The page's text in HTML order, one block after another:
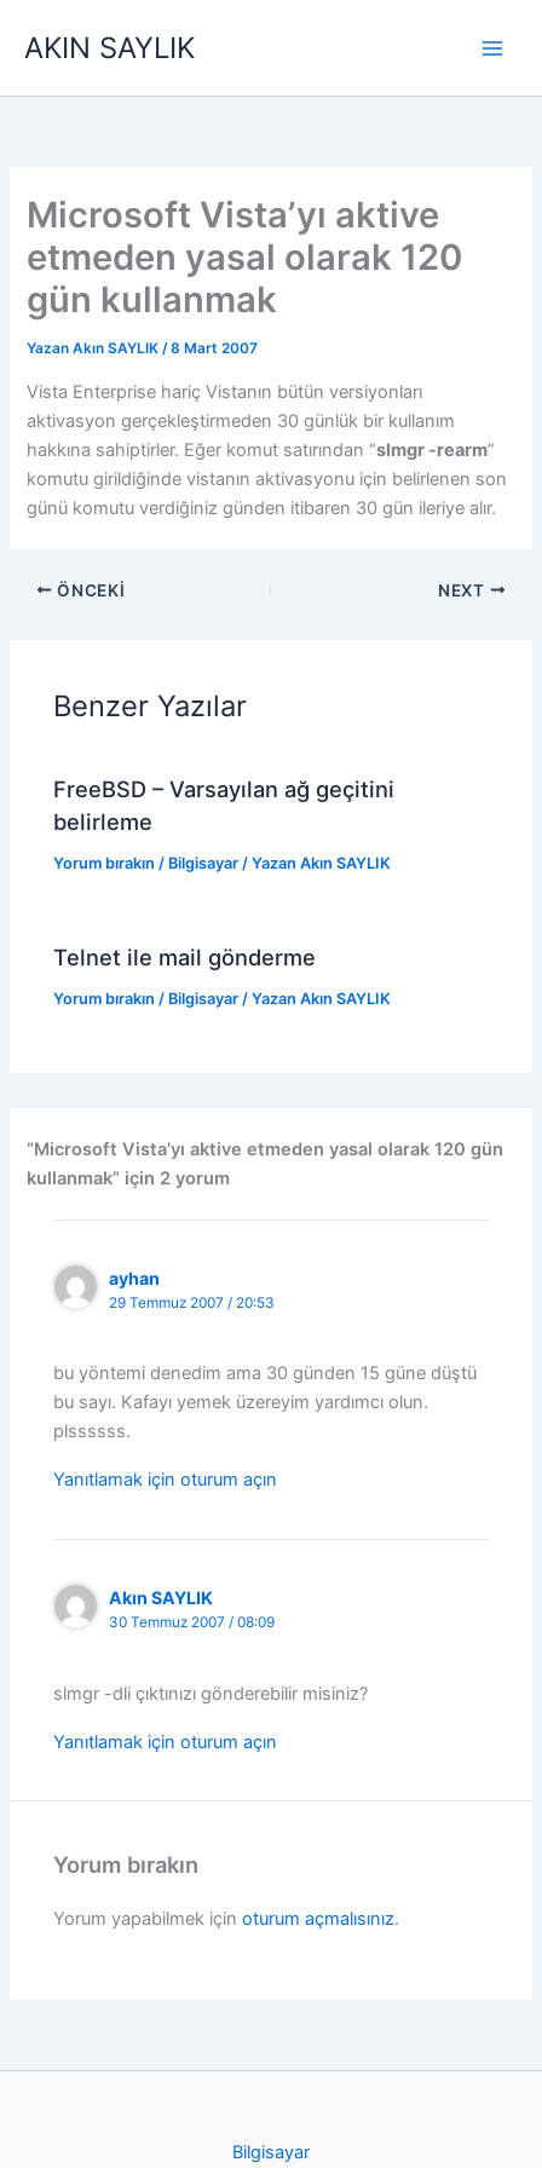
AKIN SAYLIK
Microsoft Vista’yı aktive
etmeden yasal olarak 120
gün kullanmak
Yazan Akın SAYLIK/8 Mart 2007
Vista Enterprise hariç Vistanın bütün versiyonları
aktivasyon gerçekleştirmeden 30 günlük bir kullanım
hakkına sahiptirler. Eğer komut satırından “slmgr -rearm”
komutu girildiğinde vistanın aktivasyonu için belirlenen son
günü komutu verdiğiniz günden itibaren 30 gün ileriye alır.
ÖNCEKI NEXT
Benzer Yazılar
FreeBSD – Varsayılan ağ geçitini
belirleme
Yorum bırakın / Bilgisayar / Yazan Akın SAYLIK
Telnet ile mail gönderme
Yorum bırakın / Bilgisayar / Yazan Akın SAYLIK
“Microsoft Vista’yı aktive etmeden yasal olarak 120 gün
kullanmak” için 2 yorum
ayhan
29 Temmuz 2007 / 20:53
bu yöntemi denedim ama 30 günden 15 güne düştü
bu sayı. Kafayı yemek üzereyim yardımcı olun.
plssssss.
Yanıtlamak için oturum açın
Akın SAYLIK
30 Temmuz 2007 / 08:09
slmgr -dli çıktınızı gönderebilir misiniz?
Yanıtlamak için oturum açın
Yorum bırakın
Yorum yapabilmek içinoturum açmalısınız.
Bilgisayar